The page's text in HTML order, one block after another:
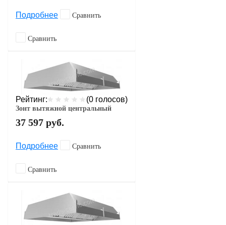
Подробнее Сравнить
Сравнить
Рейтинг: (0 голосов)
Зонт вытяжной центральный
37 597 руб.
Подробнее Сравнить
Сравнить